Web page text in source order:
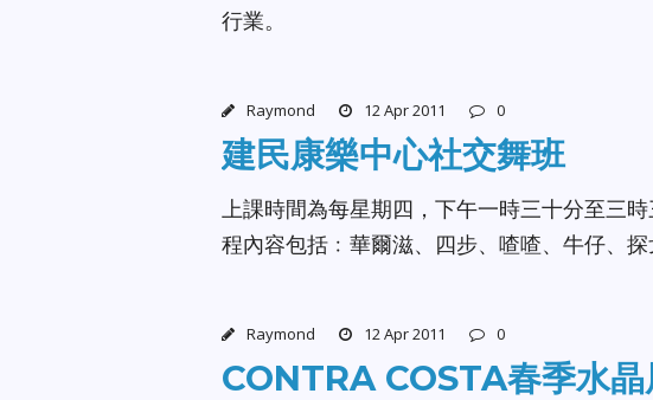
行業。
Raymond 12 Apr 2011 0
建民康樂中心社交舞班
上課時間為每星期四，下午一時三十分至三
程內容包括﹕華爾滋、四步、喳喳、牛仔、探
Raymond 12 Apr 2011 0
CONTRA COSTA春季水晶